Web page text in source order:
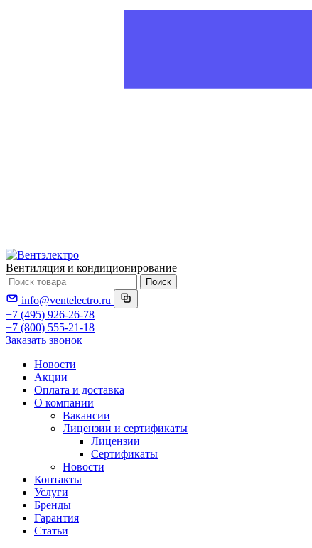
Вентиляция и кондиционирование
Поиск
info@ventelectro.ru
+7 (495) 926-26-78
+7 (800) 555-21-18
Заказать звонок
Новости
Акции
Оплата и доставка
О компании
Вакансии
Лицензии и сертификаты
Лицензии
Сертификаты
Новости
Контакты
Услуги
Бренды
Гарантия
Статьи